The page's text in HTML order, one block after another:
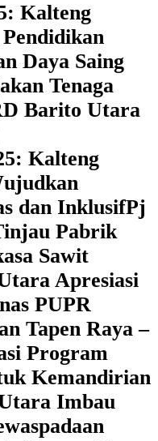
Kalteng
Daya Saing
Tenaga
Barito Utara
Kalteng
dan InklusifPj
Pabrik
Sawit
Apresiasi
PUPR
Tapen Raya –
Program
Kemandirian
Imbau